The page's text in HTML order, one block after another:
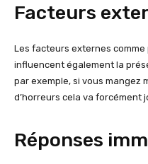
Facteurs
Les facteurs externes
influencent également la
par exemple, si vous mangez
d’horreurs cela va forcément
Réponses